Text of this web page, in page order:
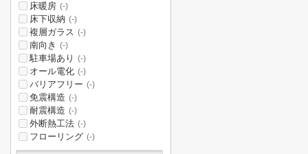
床暖房 (-)
床下収納 (-)
複層ガラス (-)
南向き (-)
駐車場あり (-)
オール電化 (-)
バリアフリー (-)
免震構造 (-)
耐震構造 (-)
外断熱工法 (-)
フローリング (-)